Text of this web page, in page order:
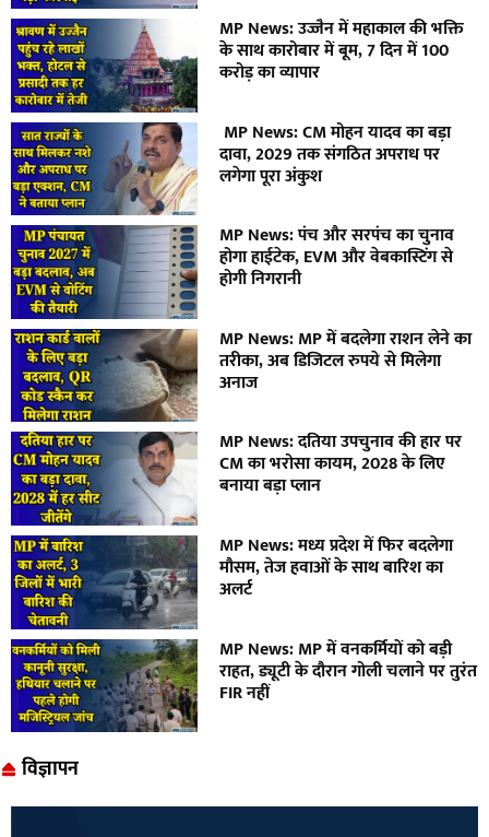
MP News: उज्जैन में महाकाल की भक्ति
के साथ कारोबार में बूम, 7 दिन में 100
करोड़ का व्यापार
MP News: CM मोहन यादव का बड़ा
दावा, 2029 तक संगठित अपराध पर
लगेगा पूरा अंकुश
MP News: पंच और सरपंच का चुनाव
होगा हाईटेक, EVM और वेबकास्टिंग से
होगी निगरानी
MP News: MP में बदलेगा राशन लेने का
तरीका, अब डिजिटल रुपये से मिलेगा
अनाज
MP News: दतिया उपचुनाव की हार पर
CM का भरोसा कायम, 2028 के लिए
बनाया बड़ा प्लान
MP News: मध्य प्रदेश में फिर बदलेगा
मौसम, तेज हवाओं के साथ बारिश का
अलर्ट
MP News: MP में वनकर्मियों को बड़ी
राहत, ड्यूटी के दौरान गोली चलाने पर तुरंत
FIR नहीं
विज्ञापन